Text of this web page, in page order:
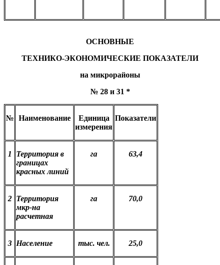
ОСНОВНЫЕ
ТЕХНИКО-ЭКОНОМИЧЕСКИЕ ПОКАЗАТЕЛИ
на микрорайоны
№ 28 и 31 *
№ Наименование
Единица
измерения
Показатели
1
Территория в
границах
красных линий
га 63,4
2 Территория
мкр-на
расчетная
га 70,0
3 Население тыс. чел. 25,0